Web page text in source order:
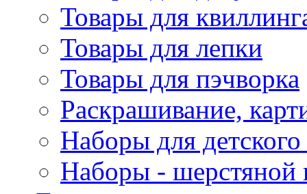
Товары для
Товары для лепки
Товары для пэчворка
Раскрашивание,
Наборы для
Наборы - шерстяной